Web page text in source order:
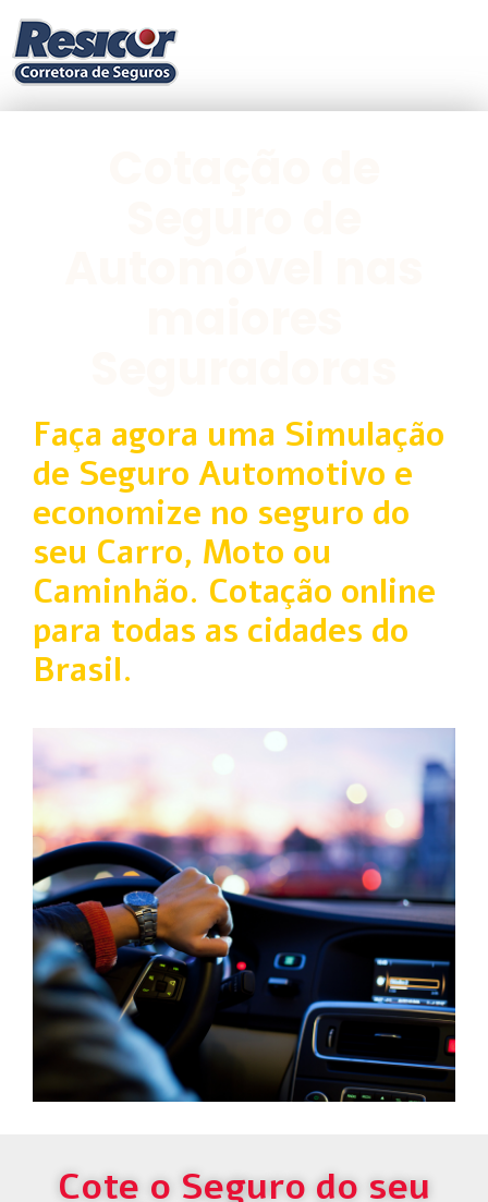
Faça agora uma Simulação
de Seguro Automotivo e
economize no seguro do
seu Carro, Moto ou
Caminhão. Cotação online
para todas as cidades do
Brasil.
Cote o Seguro do seu